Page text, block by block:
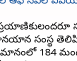
సంస్థ
184